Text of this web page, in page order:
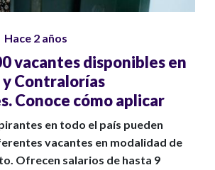
Hace 2 años
vacantes disponibles en
Contralorías
Conoce cómo aplicar
en todo el país pueden
vacantes en modalidad de
Ofrecen salarios de hasta 9